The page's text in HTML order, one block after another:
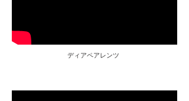
​ディアペアレンツ